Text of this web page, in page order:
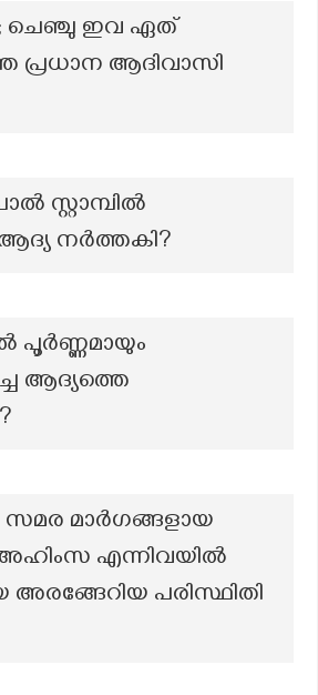
ഇവ ഏത്
പ്രധാന ആദിവാസി
സ്റ്റാമ്പിൽ
ആദ്യ നർത്തകി?
പൂര്‍ണ്ണമായും
ആദ്യത്തെ
മാർഗങ്ങളായ
എന്നിവയിൽ
അരങ്ങേറിയ പരിസ്ഥിതി